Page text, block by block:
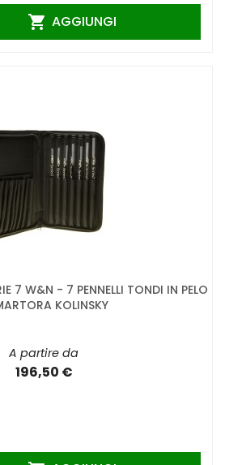
 AGGIUNGI
7 W&N - 7 PENNELLI TONDI IN PELO
KOLINSKY
A partire da
196,50 €